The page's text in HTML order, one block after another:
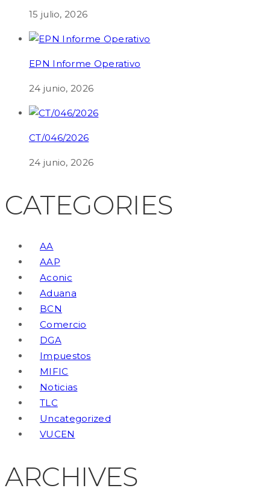
15 julio, 2026
EPN Informe Operativo
24 junio, 2026
CT/046/2026
24 junio, 2026
CATEGORIES
AA
AAP
Aconic
Aduana
BCN
Comercio
DGA
Impuestos
MIFIC
Noticias
TLC
Uncategorized
VUCEN
ARCHIVES